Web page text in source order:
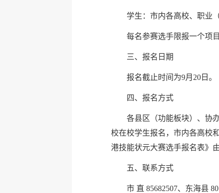
学生：市内各高校、职业
每名参赛选手限报一个项
三、报名日期
报名截止时间为9月20日。
四、报名方式
各县区（功能板块）、协
校在校学生报名，市内各高校
港技能状元大赛选手报名表》
五、联系方式
市 直 85682507、东海县